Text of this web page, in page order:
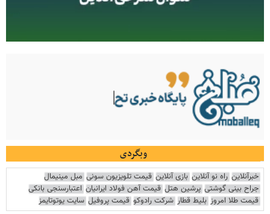
وبگردی
خبرآنلاین راه نو آنلاین بازی آنلاین قیمت تلویزیون سونی مبل مینیمال
جراح بینی گوشتی پرشین هتل قیمت آهن فولاد ایرانیان اعتبارسنجی بانکی
قیمت طلا امروز بلیط قطار شرکت رادوکو قیمت پروفیل سایت یوتوتایمز